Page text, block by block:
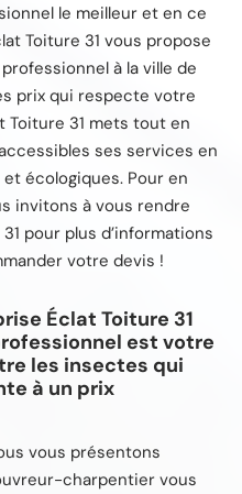
le meilleur et en ce
Toiture 31 vous propose
à la ville de
prix qui respecte votre
Toiture 31 mets tout en
ses services en
écologiques. Pour en
invitons à vous rendre
pour plus d’informations
votre devis !
Éclat Toiture 31
est votre
les insectes qui
à un prix
vous présentons
charpentier vous